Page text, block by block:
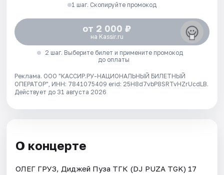
1 шаг. Скопируйте промокод
от 2 000 ₽
на Kassir.ru
2 шаг. Выберите билет и примените промокод
до оплаты
Реклама. ООО "КАССИР.РУ-НАЦИОНАЛЬНЫЙ БИЛЕТНЫЙ
ОПЕРАТОР", ИНН: 7841075409 erid: 25H8d7vbP8SRTvHZrUcdLB.
Действует до 31 августа 2026
О концерте
ОЛЕГ ГРУЗ, Диджей Пуза ТГК (DJ PUZA TGK) 17